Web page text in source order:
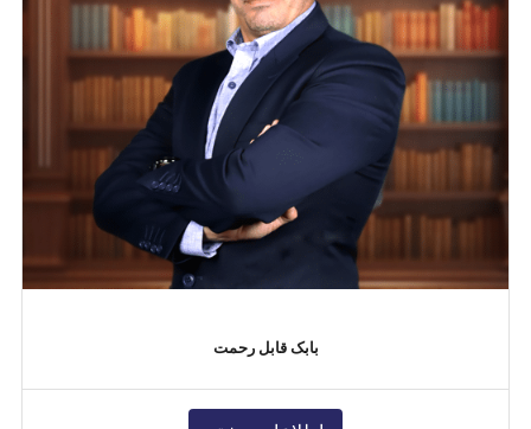
بابک قابل رحمت